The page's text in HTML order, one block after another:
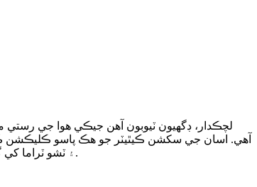
لچڪدار، ڊگھيون ٽيوبون آهن جيڪي هوا جي
آهي. اسان جي سکشن ڪيٿيٽر جو هڪ پاسو ڪليڪشن
۽ ٽشو ٽراما کي گهٽ ڪري ٿو. ڪيٿيٽر جي خاص خاصيتن ۾ تعمير جو مواد، رگڙ جي مزاحمت، سائيز (ڊيگهه ۽ قطر)، شڪل، ۽ اسپيريٽنگ سوراخن جي پوزيشن شامل آهن.